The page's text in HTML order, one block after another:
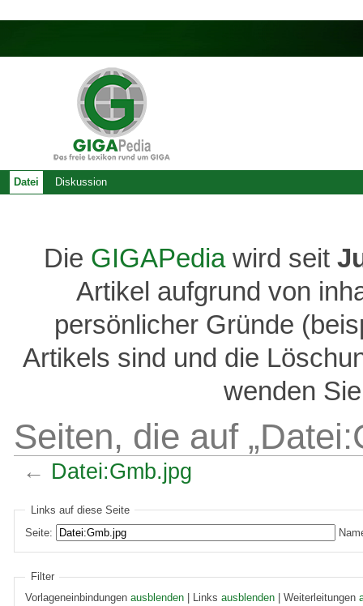
Die GIGAPediawird seit
Artikel aufgrund von
persönlicher Gründe
Artikels sind und die
wenden
Seiten, die auf
← Datei:Gmb.jpg
Links auf diese Seite
Seite:
Filter
Vorlageneinbindungenausblenden | Linksausblenden | Weiterleitungen
Datei Diskussion